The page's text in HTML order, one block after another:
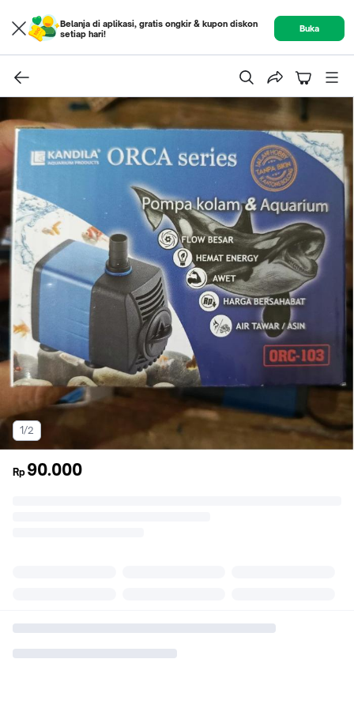
Belanja di aplikasi, gratis ongkir & kupon diskon
setiap hari!
Buka
1/2
Rp 90.000